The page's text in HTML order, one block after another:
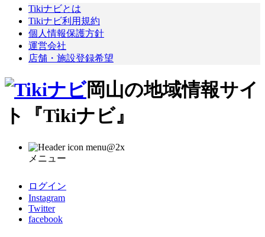
Tikiナビとは
Tikiナビ利用規約
個人情報保護方針
運営会社
店舗・施設登録希望
岡山の地域情報サイ
ト『Tikiナビ』
メニュー
ログイン
Instagram
Twitter
facebook